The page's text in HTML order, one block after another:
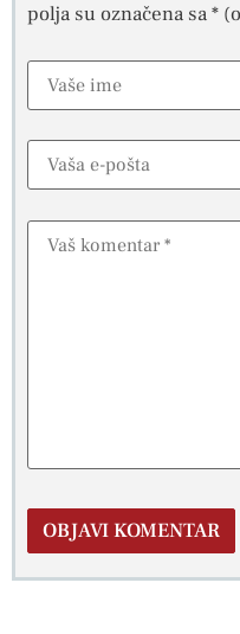
polja su označena sa*